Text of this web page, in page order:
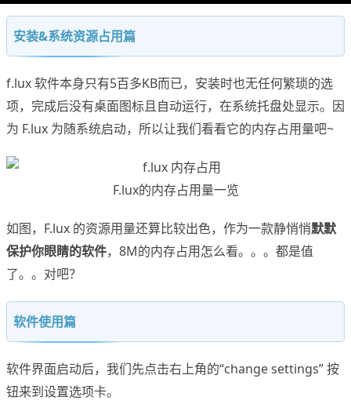
安装&系统资源占用篇
f.lux 软件本身只有5百多KB而已，安装时也无任何繁琐的选
项，完成后没有桌面图标且自动运行，在系统托盘处显示。因
为 F.lux 为随系统启动，所以让我们看看它的内存占用量吧~
F.lux的内存占用量一览
如图，F.lux 的资源用量还算比较出色，作为一款静悄悄默默
保护你眼睛的软件，8M的内存占用怎么看。。。都是值
了。。对吧？
软件使用篇
软件界面启动后，我们先点击右上角的“change settings” 按
钮来到设置选项卡。